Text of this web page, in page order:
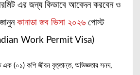
এর জন্য কিভাবে আবেদন করবেন ও
কানাডা জব ভিসা ২০২৬ পোস্ট
Work Permit Visa)
এক (০১) কপি জীবন বৃত্তান্ত, অভিজ্ঞতার সনদ,